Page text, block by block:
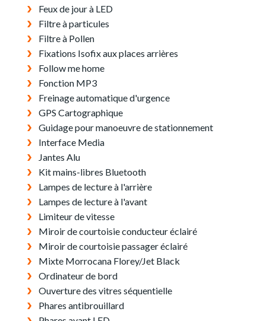
Feux de jour à LED
Filtre à particules
Filtre à Pollen
Fixations Isofix aux places arrières
Follow me home
Fonction MP3
Freinage automatique d'urgence
GPS Cartographique
Guidage pour manoeuvre de stationnement
Interface Media
Jantes Alu
Kit mains-libres Bluetooth
Lampes de lecture à l'arrière
Lampes de lecture à l'avant
Limiteur de vitesse
Miroir de courtoisie conducteur éclairé
Miroir de courtoisie passager éclairé
Mixte Morrocana Florey/Jet Black
Ordinateur de bord
Ouverture des vitres séquentielle
Phares antibrouillard